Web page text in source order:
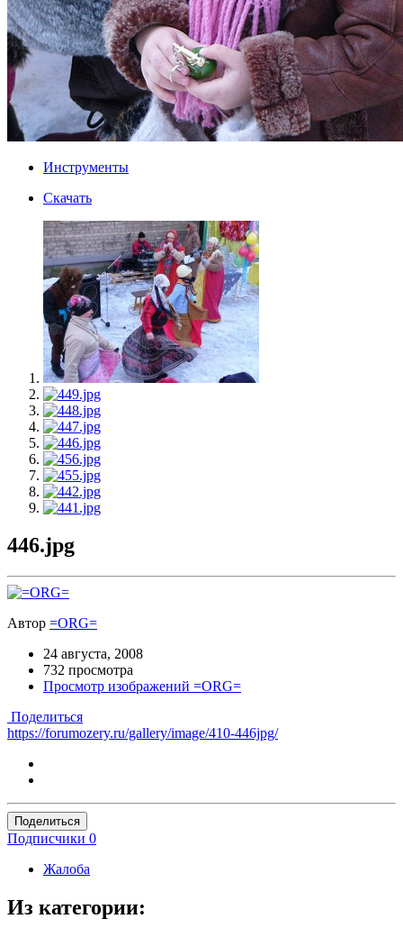
Инструменты
Скачать
446.jpg
Автор =ORG=
24 августа, 2008
732 просмотра
Просмотр изображений =ORG=
Поделиться
https://forumozery.ru/gallery/image/410-446jpg/
Поделиться
Подписчики 0
Жалоба
Из категории: